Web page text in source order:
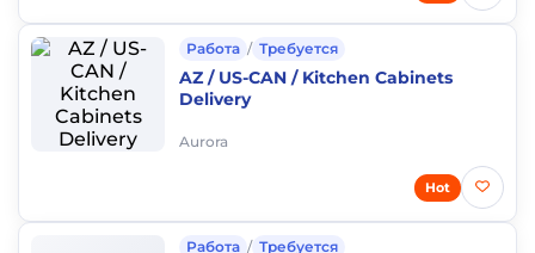
Работа / Требуется
AZ / US-CAN / Kitchen Cabinets
Delivery
Aurora
Hot
Работа / Требуется